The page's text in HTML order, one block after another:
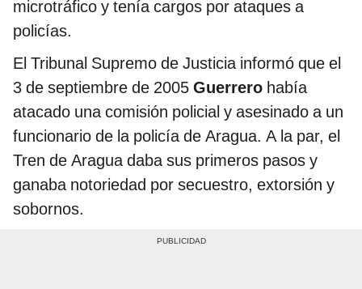
microtráfico y tenía cargos por ataques a
policías.
El Tribunal Supremo de Justicia informó que el
3 de septiembre de 2005 Guerrero había
atacado una comisión policial y asesinado a un
funcionario de la policía de Aragua. A la par, el
Tren de Aragua daba sus primeros pasos y
ganaba notoriedad por secuestro, extorsión y
sobornos.